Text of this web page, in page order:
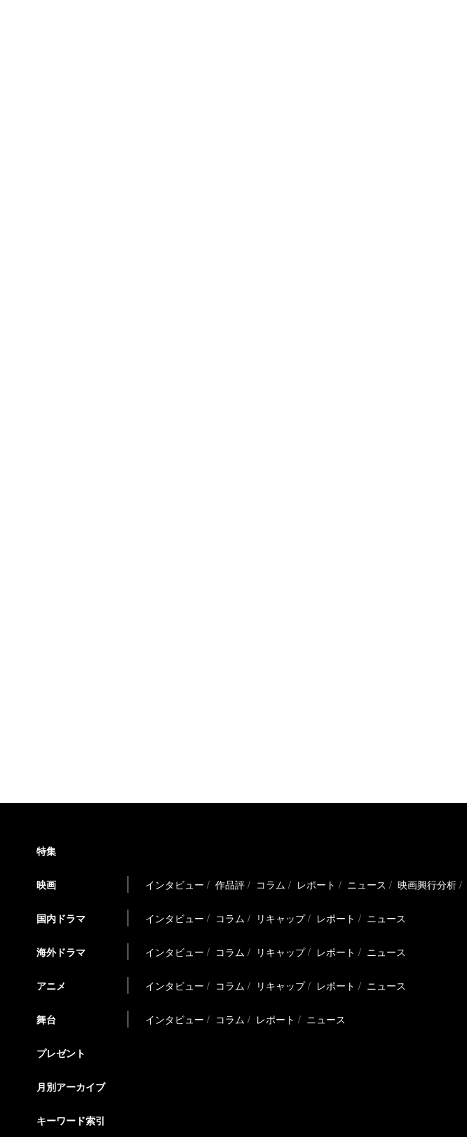
特集
映画 インタビュー 作品評 コラム レポート ニュース 映画興行分析
国内ドラマ インタビュー コラム リキャップ レポート ニュース
海外ドラマ インタビュー コラム リキャップ レポート ニュース
アニメ インタビュー コラム リキャップ レポート ニュース
舞台 インタビュー コラム レポート ニュース
プレゼント
月別アーカイブ
キーワード索引